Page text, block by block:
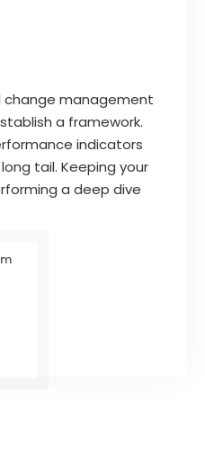
management
a framework.
indicators
tail. Keeping your
a deep dive